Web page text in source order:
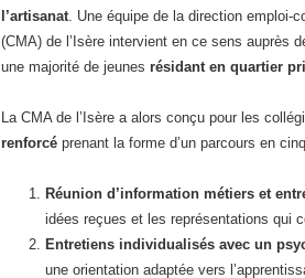
l’artisanat . Une équipe de la direction
(CMA) de l’Isère intervient en ce sens auprès
une majorité de jeunes résidant en quartier
La CMA de l’Isère a alors conçu pour les
renforcé prenant la forme d’un parcours en
Réunion d’information métiers et
idées reçues et les représentations qui
Entretiens individualisés avec un
une orientation adaptée vers